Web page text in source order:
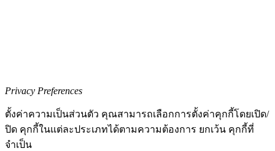
Privacy Preferences
ตั้งค่าความเป็นส่วนตัว คุณสามารถเลือกการตั้งค่าคุกกี้โดยเปิด/
ปิด คุกกี้ในแต่ละประเภทได้ตามความต้องการ ยกเว้น คุกกี้ที่
จำเป็น